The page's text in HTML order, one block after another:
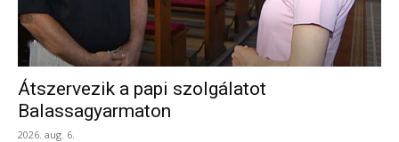
Átszervezik a papi szolgálatot
Balassagyarmaton
2026. aug. 6.